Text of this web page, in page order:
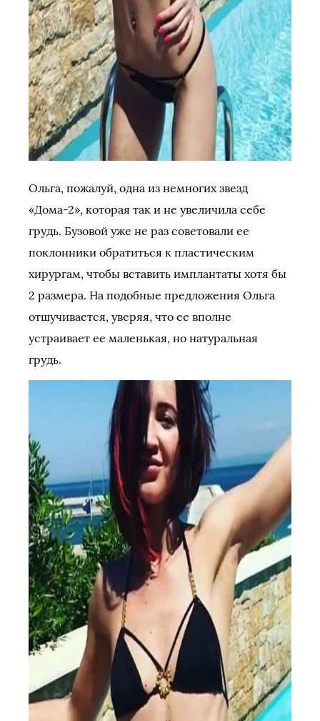
Ольга, пожалуй, одна из немногих звезд
«Дома-2», которая так и не увеличила себе
грудь. Бузовой уже не раз советовали ее
поклонники обратиться к пластическим
хирургам, чтобы вставить имплантаты хотя бы
2 размера. На подобные предложения Ольга
отшучивается, уверяя, что ее вполне
устраивает ее маленькая, но натуральная
грудь.